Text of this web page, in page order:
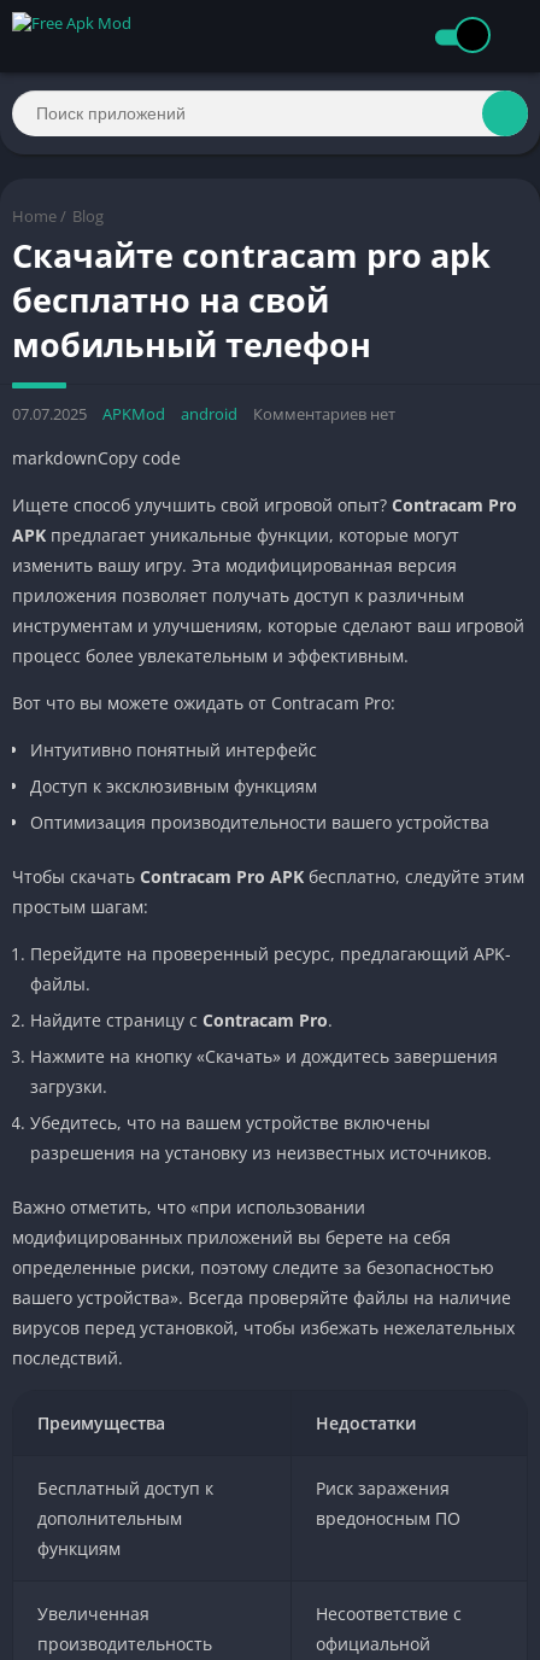
Home / Blog
Скачайте contracam pro apk
бесплатно на свой
мобильный телефон
07.07.2025 APKMod android Комментариев нет
markdownCopy code
Ищете способ улучшить свой игровой опыт? Contracam Pro
APK предлагает уникальные функции, которые могут
изменить вашу игру. Эта модифицированная версия
приложения позволяет получать доступ к различным
инструментам и улучшениям, которые сделают ваш игровой
процесс более увлекательным и эффективным.
Вот что вы можете ожидать от Contracam Pro:
Интуитивно понятный интерфейс
Доступ к эксклюзивным функциям
Оптимизация производительности вашего устройства
Чтобы скачать Contracam Pro APK бесплатно, следуйте этим
простым шагам:
Перейдите на проверенный ресурс, предлагающий APK-
файлы.
Найдите страницу с Contracam Pro.
Нажмите на кнопку «Скачать» и дождитесь завершения
загрузки.
Убедитесь, что на вашем устройстве включены
разрешения на установку из неизвестных источников.
Важно отметить, что «при использовании
модифицированных приложений вы берете на себя
определенные риски, поэтому следите за безопасностью
вашего устройства». Всегда проверяйте файлы на наличие
вирусов перед установкой, чтобы избежать нежелательных
последствий.
Преимущества Недостатки
Бесплатный доступ к
дополнительным
функциям
Риск заражения
вредоносным ПО
Увеличенная
производительность
Несоответствие с
официальной